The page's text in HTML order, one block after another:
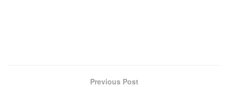
Previous Post